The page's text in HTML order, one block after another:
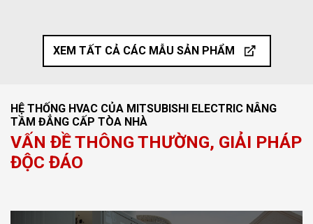
XEM TẤT CẢ CÁC MẪU SẢN PHẨM
HỆ THỐNG HVAC CỦA MITSUBISHI ELECTRIC NÂNG
TẦM ĐẲNG CẤP TÒA NHÀ
VẤN ĐỀ THÔNG THƯỜNG, GIẢI PHÁP
ĐỘC ĐÁO